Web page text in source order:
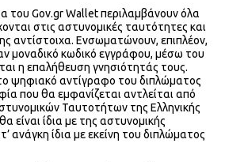
του Gov.gr Wallet περιλαμβάνουν όλα
στις αστυνομικές ταυτότητες και
αντίστοιχα. Ενσωματώνουν, επιπλέον,
μοναδικό κωδικό εγγράφου, μέσω του
η επαλήθευση γνησιότητάς τους.
ψηφιακό αντίγραφο του διπλώματος
που θα εμφανίζεται αντλείται από
Ταυτοτήτων της Ελληνικής
είναι ίδια με της αστυνομικής
ανάγκη ίδια με εκείνη του διπλώματος